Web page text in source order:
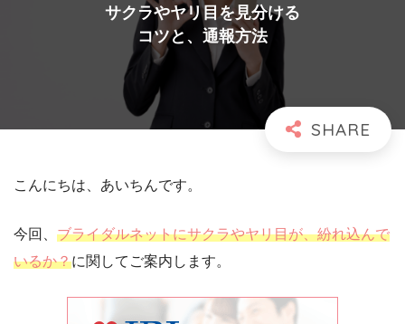
サクラやヤリ目を見分ける
コツと、通報方法
こんにちは、あいちんです。
今回、 ブライダルネットにサクラやヤリ目が、紛れ込んで
いるか？に関してご案内します。